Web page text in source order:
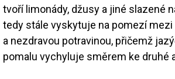
tvoří limonády, džusy a jiné slazené
tedy stále vyskytuje na pomezí mezi
a nezdravou potravinou, přičemž
pomalu vychyluje směrem ke druhé